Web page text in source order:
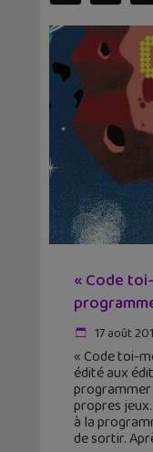
« Code
17 août
« Code toi-
édité aux
propres
à la
de sortir.